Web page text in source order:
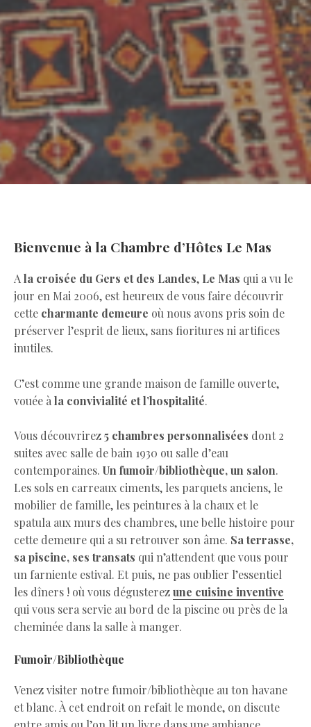
Bienvenue à la Chambre d’Hôtes Le Mas
A la croisée du Gers et des Landes, Le Mas qui a vu le
jour en Mai 2006, est heureux de vous faire découvrir
cette charmante demeure où nous avons pris soin de
préserver l’esprit de lieux, sans fioritures ni artifices
inutiles.
C’est comme une grande maison de famille ouverte,
vouée à la convivialité et l’hospitalité.
Vous découvrirez5 chambres personnalisées dont 2
suites avec salle de bain 1930 ou salle d’eau
contemporaines. Un fumoir/bibliothèque, un salon.
Les sols en carreaux ciments, les parquets anciens, le
mobilier de famille, les peintures à la chaux et le
spatula aux murs des chambres, une belle histoire pour
cette demeure qui a su retrouver son âme. Sa terrasse,
sa piscine, ses transats qui n’attendent que vous pour
un farniente estival. Et puis, ne pas oublier l’essentiel
les dîners ! où vous dégusterezune cuisine inventive
qui vous sera servie au bord de la piscine ou près de la
cheminée dans la salle à manger.
Fumoir/Bibliothèque
Venez visiter notre fumoir/bibliothèque au ton havane
et blanc. À cet endroit on refait le monde, on discute